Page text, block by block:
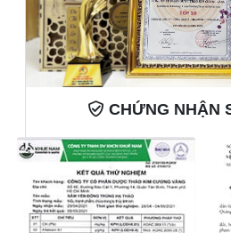
những khởi đầu mới suôn
thịnh vượng, công thành
sức khỏe chân thành nhất.
Một món quà không chỉ mang
mà còn là một món quà thiết
tinh tế và đẳng cấp của người
tặng quà cho cấp trên, đối
dùng để kính biếu những
trong các dịp quan trọng.
CHỨNG NHẬN